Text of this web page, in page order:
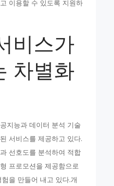
이용할 수 있도록 지원하
비스가
차별화
지능과 데이터 분석 기술
서비스를 제공하고 있다.
선호도를 분석하여 적합
프로모션을 제공함으로
을 만들어 내고 있다.개